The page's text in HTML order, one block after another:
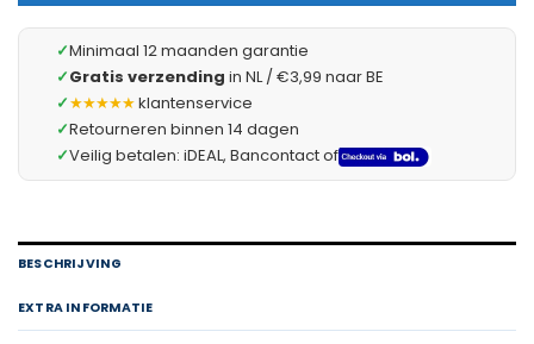
✓Minimaal 12 maanden garantie
✓Gratis verzending in NL / €3,99 naar BE
✓★★★★★klantenservice
✓Retourneren binnen 14 dagen
✓Veilig betalen: iDEAL, Bancontact of
BESCHRIJVING
EXTRA INFORMATIE